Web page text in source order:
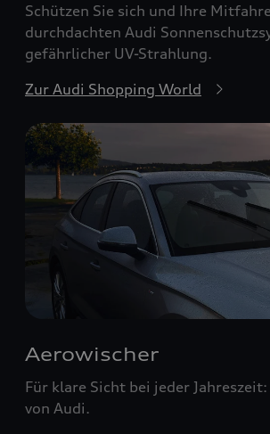
Schützen Sie sich und Ihre
durchdachten Audi
gefährlicher UV-Strahlung.
Zur Audi Shopping World
Aerowischer
Für klare Sicht bei jeder
von Audi.